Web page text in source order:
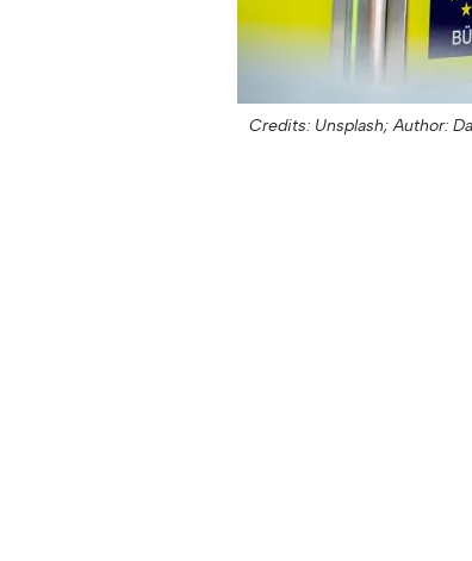
Credits: Unsplash; Author: